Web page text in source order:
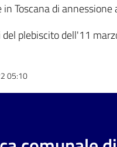
Toscana di annessione
plebiscito dell'11
05:10